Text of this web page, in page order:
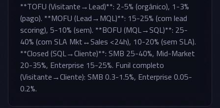
**TOFU (Visitante→Lead)**: 2-5% (orgânico), 1-3%
(pago). **MOFU (Lead→MQL)**: 15-25% (com lead
scoring), 5-10% (sem). **BOFU (MQL→SQL)**: 25-
40% (com SLA Mkt↔Sales <24h), 10-20% (sem SLA).
**Closed (SQL→Cliente)**: SMB 25-40%, Mid-Market
20-35%, Enterprise 15-25%. Funil completo
(Visitante→Cliente): SMB 0.3-1.5%, Enterprise 0.05-
0.2%.